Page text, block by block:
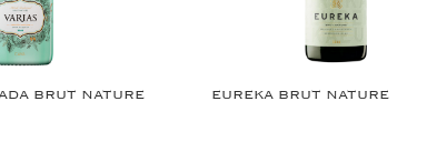
BRUT NATURE EUREKA BRUT NATURE